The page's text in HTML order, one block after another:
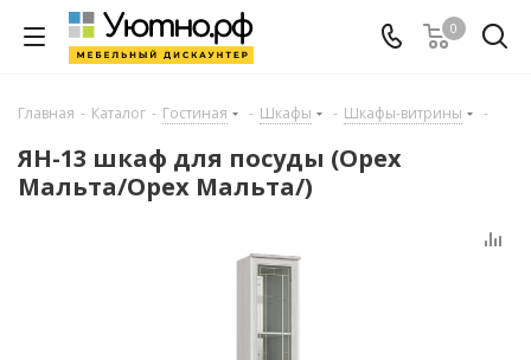
0
Главная - Каталог - Гостиная - Шкафы - Шкафы-витрины -
ЯН-13 шкаф для посуды (Орех
Мальта/Орех Мальта/)